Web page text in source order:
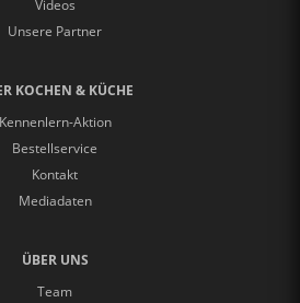
Videos
Unsere Partner
KOCHEN & KÜCHE
Kennenlern-Aktion
Bestellservice
Kontakt
Mediadaten
ÜBER UNS
Team